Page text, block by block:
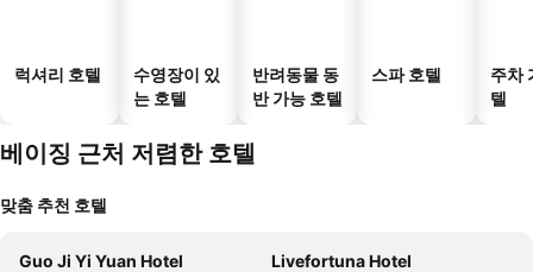
럭셔리 호텔
수영장이 있
는 호텔
반려동물 동
반 가능 호텔
스파 호텔
주차
텔
베이징 근처 저렴한 호텔
맞춤 추천 호텔
Guo Ji Yi Yuan Hotel
Livefortuna Hotel